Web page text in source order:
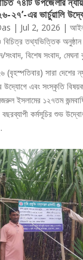
২৭’-এর ভার্চুয়ালি
| Jul 2, 2026 | আইন
তথ্যভিত্তিক অনুষ্ঠান
সংবাদ, বিশেষ সংবাদ, মেঘনা
সারা দেশের
এবং সংস্কৃতি বিষয়ক
ইসলামের ১২৭তম
কর্মসূচির শুভ